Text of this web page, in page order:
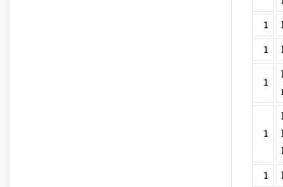
1
1
1
1
1